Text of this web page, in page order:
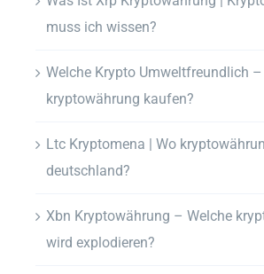
muss ich wissen?
Welche Krypto Umweltfreundlich –
kryptowährung kaufen?
Ltc Kryptomena | Wo
deutschland?
Xbn Kryptowährung – Welche
wird explodieren?